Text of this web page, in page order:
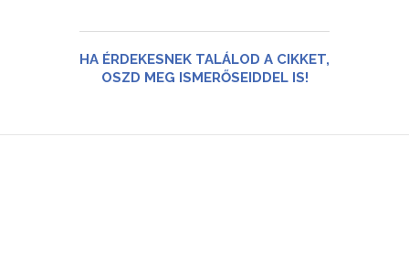
HA ÉRDEKESNEK TALÁLOD A CIKKET,
OSZD MEG ISMERŐSEIDDEL IS!